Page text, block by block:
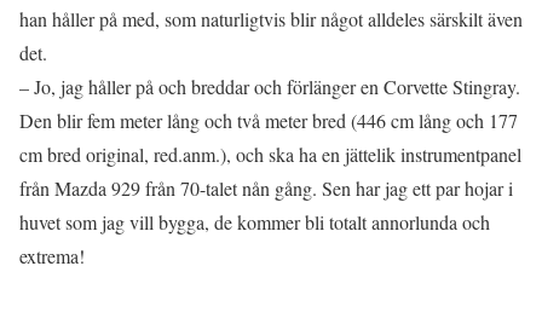
han håller på med, som naturligtvis blir något alldeles särskilt även
det.
– Jo, jag håller på och breddar och förlänger en Corvette Stingray.
Den blir fem meter lång och två meter bred (446 cm lång och 177
cm bred original, red.anm.), och ska ha en jättelik instrumentpanel
från Mazda 929 från 70-talet nån gång. Sen har jag ett par hojar i
huvet som jag vill bygga, de kommer bli totalt annorlunda och
extrema!